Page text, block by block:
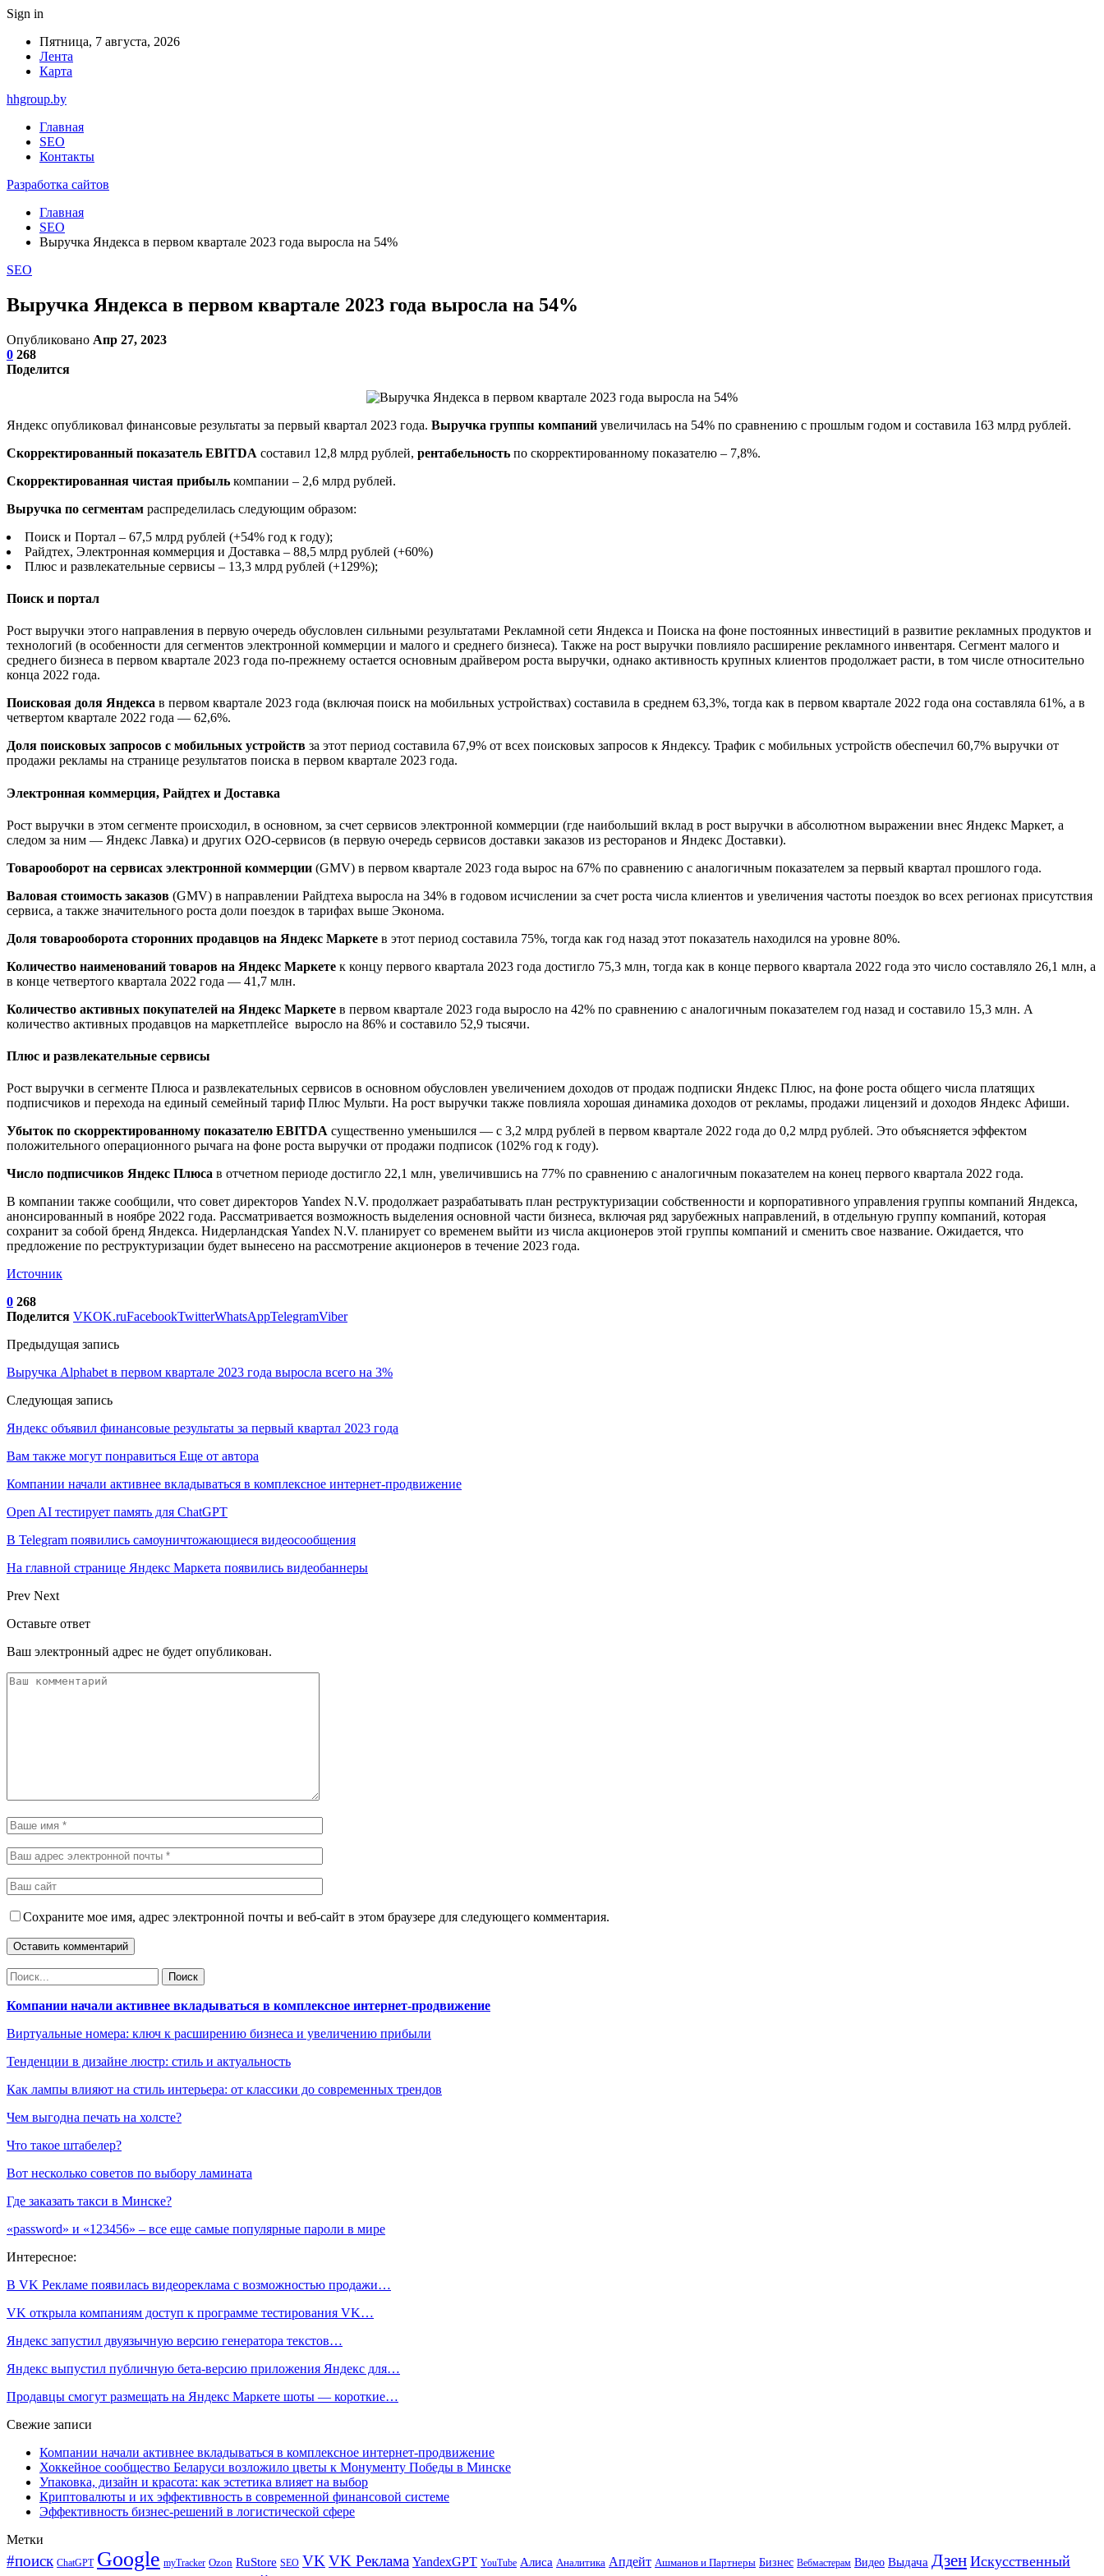
Sign in
Пятница, 7 августа, 2026
Лента
Карта
hhgroup.by
Главная
SEO
Контакты
Разработка сайтов
Главная
SEO
Выручка Яндекса в первом квартале 2023 года выросла на 54%
SEO
Выручка Яндекса в первом квартале 2023 года выросла на 54%
Опубликовано Апр 27, 2023
0 268
Поделится
Яндекс опубликовал финансовые результаты за первый квартал 2023 года. Выручка группы компаний увеличилась на 54% по сравнению с прошлым годом и составила 163 млрд рублей.
Скорректированный показатель EBITDA составил 12,8 млрд рублей, рентабельность по скорректированному показателю – 7,8%.
Скорректированная чистая прибыль компании – 2,6 млрд рублей.
Выручка по сегментам распределилась следующим образом:
Поиск и Портал – 67,5 млрд рублей (+54% год к году);
Райдтех, Электронная коммерция и Доставка – 88,5 млрд рублей (+60%)
Плюс и развлекательные сервисы – 13,3 млрд рублей (+129%);
Поиск и портал
Рост выручки этого направления в первую очередь обусловлен сильными результатами Рекламной сети Яндекса и Поиска на фоне постоянных инвестиций в развитие рекламных продуктов и
технологий (в особенности для сегментов электронной коммерции и малого и среднего бизнеса). Также на рост выручки повлияло расширение рекламного инвентаря. Сегмент малого и
среднего бизнеса в первом квартале 2023 года по-прежнему остается основным драйвером роста выручки, однако активность крупных клиентов продолжает расти, в том числе относительно
конца 2022 года.
Поисковая доля Яндекса в первом квартале 2023 года (включая поиск на мобильных устройствах) составила в среднем 63,3%, тогда как в первом квартале 2022 года она составляла 61%, а в
четвертом квартале 2022 года — 62,6%.
Доля поисковых запросов с мобильных устройств за этот период составила 67,9% от всех поисковых запросов к Яндексу. Трафик с мобильных устройств обеспечил 60,7% выручки от
продажи рекламы на странице результатов поиска в первом квартале 2023 года.
Электронная коммерция, Райдтех и Доставка
Рост выручки в этом сегменте происходил, в основном, за счет сервисов электронной коммерции (где наибольший вклад в рост выручки в абсолютном выражении внес Яндекс Маркет, а
следом за ним — Яндекс Лавка) и других O2O-сервисов (в первую очередь сервисов доставки заказов из ресторанов и Яндекс Доставки).
Товарооборот на сервисах электронной коммерции (GMV) в первом квартале 2023 года вырос на 67% по сравнению с аналогичным показателем за первый квартал прошлого года.
Валовая стоимость заказов (GMV) в направлении Райдтеха выросла на 34% в годовом исчислении за счет роста числа клиентов и увеличения частоты поездок во всех регионах присутствия
сервиса, а также значительного роста доли поездок в тарифах выше Эконома.
Доля товарооборота сторонних продавцов на Яндекс Маркете в этот период составила 75%, тогда как год назад этот показатель находился на уровне 80%.
Количество наименований товаров на Яндекс Маркете к концу первого квартала 2023 года достигло 75,3 млн, тогда как в конце первого квартала 2022 года это число составляло 26,1 млн, а
в конце четвертого квартала 2022 года — 41,7 млн.
Количество активных покупателей на Яндекс Маркете в первом квартале 2023 года выросло на 42% по сравнению с аналогичным показателем год назад и составило 15,3 млн. А
количество активных продавцов на маркетплейсе выросло на 86% и составило 52,9 тысячи.
Плюс и развлекательные сервисы
Рост выручки в сегменте Плюса и развлекательных сервисов в основном обусловлен увеличением доходов от продаж подписки Яндекс Плюс, на фоне роста общего числа платящих
подписчиков и перехода на единый семейный тариф Плюс Мульти. На рост выручки также повлияла хорошая динамика доходов от рекламы, продажи лицензий и доходов Яндекс Афиши.
Убыток по скорректированному показателю EBITDA существенно уменьшился — с 3,2 млрд рублей в первом квартале 2022 года до 0,2 млрд рублей. Это объясняется эффектом
положительного операционного рычага на фоне роста выручки от продажи подписок (102% год к году).
Число подписчиков Яндекс Плюса в отчетном периоде достигло 22,1 млн, увеличившись на 77% по сравнению с аналогичным показателем на конец первого квартала 2022 года.
В компании также сообщили, что совет директоров Yandex N.V. продолжает разрабатывать план реструктуризации собственности и корпоративного управления группы компаний Яндекса,
анонсированный в ноябре 2022 года. Рассматривается возможность выделения основной части бизнеса, включая ряд зарубежных направлений, в отдельную группу компаний, которая
сохранит за собой бренд Яндекса. Нидерландская Yandex N.V. планирует со временем выйти из числа акционеров этой группы компаний и сменить свое название. Ожидается, что
предложение по реструктуризации будет вынесено на рассмотрение акционеров в течение 2023 года.
Источник
0 268
Поделится VKOK.ruFacebookTwitterWhatsAppTelegramViber
Предыдущая запись
Выручка Alphabet в первом квартале 2023 года выросла всего на 3%
Следующая запись
Яндекс объявил финансовые результаты за первый квартал 2023 года
Вам также могут понравиться Еще от автора
Компании начали активнее вкладываться в комплексное интернет-продвижение
Open AI тестирует память для ChatGPT
В Telegram появились самоуничтожающиеся видеосообщения
На главной странице Яндекс Маркета появились видеобаннеры
Prev Next
Оставьте ответ
Ваш электронный адрес не будет опубликован.
Сохраните мое имя, адрес электронной почты и веб-сайт в этом браузере для следующего комментария.
Компании начали активнее вкладываться в комплексное интернет-продвижение
Виртуальные номера: ключ к расширению бизнеса и увеличению прибыли
Тенденции в дизайне люстр: стиль и актуальность
Как лампы влияют на стиль интерьера: от классики до современных трендов
Чем выгодна печать на холсте?
Что такое штабелер?
Вот несколько советов по выбору ламината
Где заказать такси в Минске?
«password» и «123456» – все еще самые популярные пароли в мире
Интересное:
В VK Рекламе появилась видеореклама с возможностью продажи…
VK открыла компаниям доступ к программе тестирования VK…
Яндекс запустил двуязычную версию генератора текстов…
Яндекс выпустил публичную бета-версию приложения Яндекс для…
Продавцы смогут размещать на Яндекс Маркете шоты — короткие…
Свежие записи
Компании начали активнее вкладываться в комплексное интернет-продвижение
Хоккейное сообщество Беларуси возложило цветы к Монументу Победы в Минске
Упаковка, дизайн и красота: как эстетика влияет на выбор
Криптовалюты и их эффективность в современной финансовой системе
Эффективность бизнес-решений в логистической сфере
Метки
#поиск ChatGPT Google myTracker Ozon RuStore SEO VKVK Реклама YandexGPT YouTube Алиса Аналитика Апдейт Ашманов и Партнеры Бизнес Вебмастерам Видео Выдача Дзен Искусственный